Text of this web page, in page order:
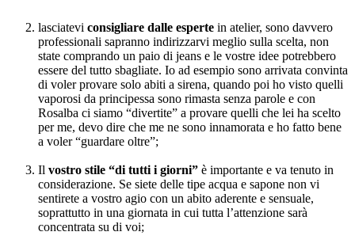
lasciatevi consigliare dalle esperte in atelier, sono davvero
professionali sapranno indirizzarvi meglio sulla scelta, non
state comprando un paio di jeans e le vostre idee potrebbero
essere del tutto sbagliate. Io ad esempio sono arrivata convinta
di voler provare solo abiti a sirena, quando poi ho visto quelli
vaporosi da principessa sono rimasta senza parole e con
Rosalba ci siamo “divertite” a provare quelli che lei ha scelto
per me, devo dire che me ne sono innamorata e ho fatto bene
a voler “guardare oltre”;
Il vostro stile “di tutti i giorni” è importante e va tenuto in
considerazione. Se siete delle tipe acqua e sapone non vi
sentirete a vostro agio con un abito aderente e sensuale,
soprattutto in una giornata in cui tutta l’attenzione sarà
concentrata su di voi;